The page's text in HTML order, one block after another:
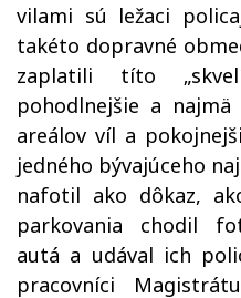
vilami sú ležaci
takéto dopravné
zaplatili títo
pohodlnejšie a
areálov víl a
jedného bývajúceho
nafotil ako dôkaz,
parkovania chodil
autá a udával ich
pracovníci